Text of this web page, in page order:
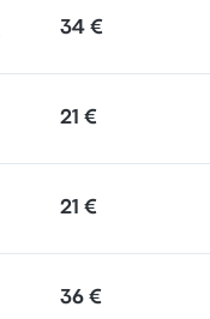
34 €
21 €
21 €
36 €